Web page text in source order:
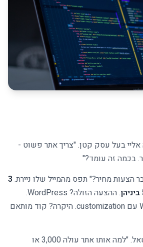
בעל עסק קטן. "צריך אתר פשוט -
בכמה זה עומד?"
הצעות מחיר?" תפס מהמייל שלו ניירת. 3
. ההצעה הזולה? WordPress.
האמצעית? WordPress עם customization. היקרה? קוד מותאם
"אז מה ההבדל?" הוא שאל. "למה אותו אתר עולה 3,000 או